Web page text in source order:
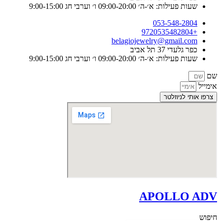
א׳-ה׳ 09:00-20:00 ו׳ וערבי חג 9:00-15:00
053-548-
37 תל אביב
א׳-ה׳ 09:00-20:00 ו׳ וערבי חג 9:00-15:00
לניוזלטר
APOLLO